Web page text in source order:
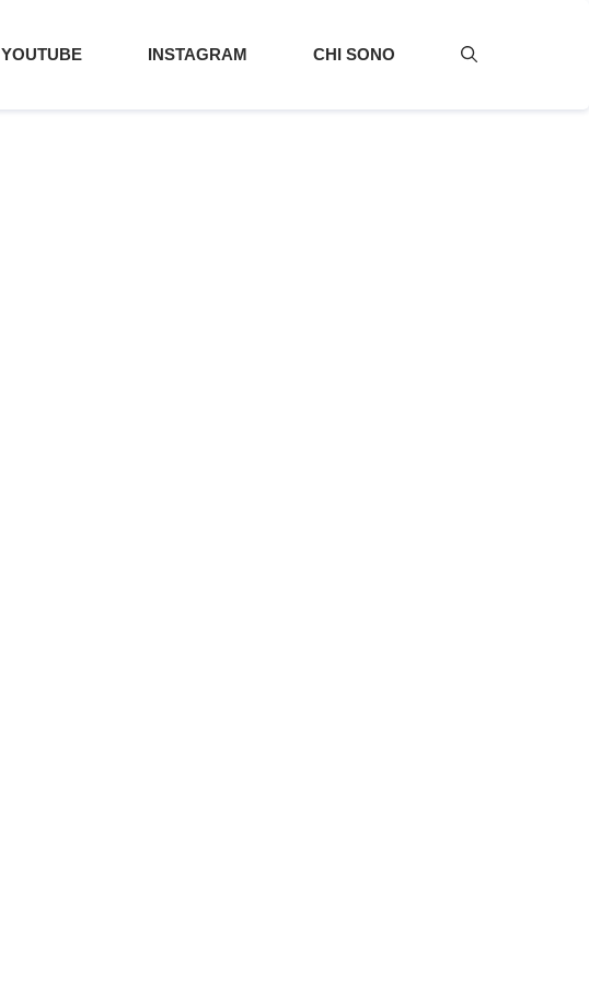
YOUTUBE INSTAGRAM CHI SONO